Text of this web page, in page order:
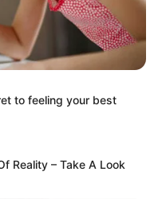
to feeling your best
Reality – Take A Look